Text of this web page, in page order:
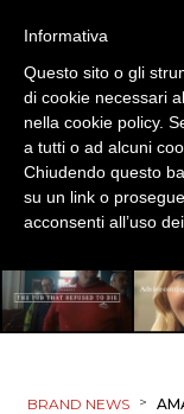
BRAND NEWS >
Informativa
Questo sito o gli
di cookie necessari
nella cookie policy.
a tutti o ad alcuni
Chiudendo questo
su un link o
acconsenti all’uso